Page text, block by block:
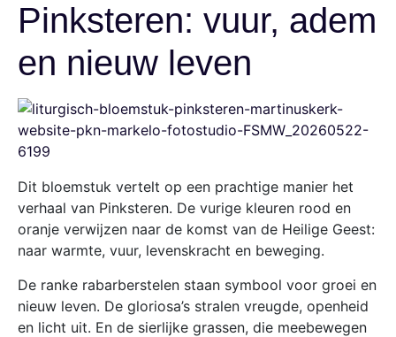
Pinksteren: vuur, adem
en nieuw leven
Dit bloemstuk vertelt op een prachtige manier het
verhaal van Pinksteren. De vurige kleuren rood en
oranje verwijzen naar de komst van de Heilige Geest:
naar warmte, vuur, levenskracht en beweging.
De ranke rabarberstelen staan symbool voor groei en
nieuw leven. De gloriosa’s stralen vreugde, openheid
en licht uit. En de sierlijke grassen, die meebewegen